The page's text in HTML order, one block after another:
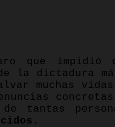
que impidió
la dictadura
muchas
tantas
.